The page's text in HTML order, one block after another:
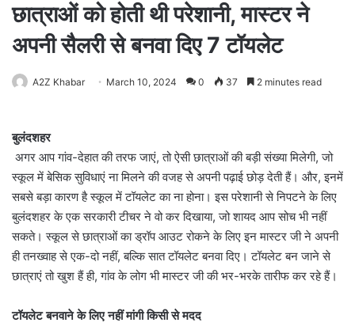
छात्राओं को होती थी परेशानी, मास्टर ने
अपनी सैलरी से बनवा दिए 7 टॉयलेट
A2Z Khabar March 10, 2024 0 37 2 minutes read
बुलंदशहर
अगर आप गांव-देहात की तरफ जाएं, तो ऐसी छात्राओं की बड़ी संख्या मिलेगी, जो
स्कूल में बेसिक सुविधाएं ना मिलने की वजह से अपनी पढ़ाई छोड़ देती हैं। और, इनमें
सबसे बड़ा कारण है स्कूल में टॉयलेट का ना होना। इस परेशानी से निपटने के लिए
बुलंदशहर के एक सरकारी टीचर ने वो कर दिखाया, जो शायद आप सोच भी नहीं
सकते। स्कूल से छात्राओं का ड्रॉप आउट रोकने के लिए इन मास्टर जी ने अपनी
ही तनख्वाह से एक-दो नहीं, बल्कि सात टॉयलेट बनवा दिए। टॉयलेट बन जाने से
छात्राएं तो खुश हैं ही, गांव के लोग भी मास्टर जी की भर-भरके तारीफ कर रहे हैं।
टॉयलेट बनवाने के लिए नहीं मांगी किसी से मदद